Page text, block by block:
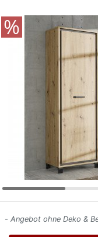
- Angebot ohne Deko &
Polsterplaner
Konfigurator
Finanzierung
Markenwelt
Letz-
Deals